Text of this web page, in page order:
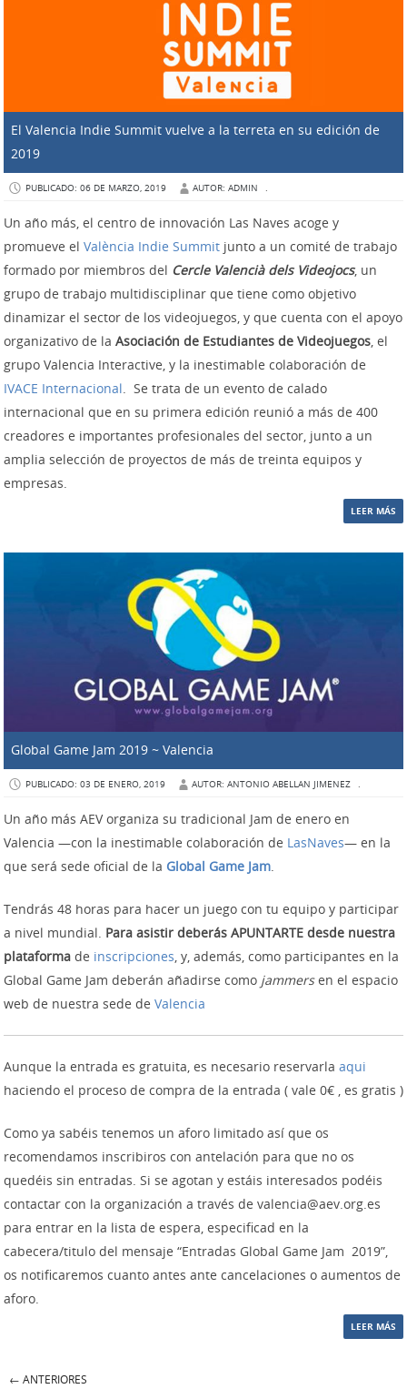
El Valencia Indie Summit vuelve a la terreta en su edición de
2019
PUBLICADO: 06 DE MARZO, 2019 AUTOR: ADMIN .
Un año más, el centro de innovación Las Naves acoge y
promueve el València Indie Summit junto a un comité de trabajo
formado por miembros del Cercle Valencià dels Videojocs, un
grupo de trabajo multidisciplinar que tiene como objetivo
dinamizar el sector de los videojuegos, y que cuenta con el apoyo
organizativo de la Asociación de Estudiantes de Videojuegos, el
grupo Valencia Interactive, y la inestimable colaboración de
IVACE Internacional. Se trata de un evento de calado
internacional que en su primera edición reunió a más de 400
creadores e importantes profesionales del sector, junto a un
amplia selección de proyectos de más de treinta equipos y
empresas.
LEER MÁS
Global Game Jam 2019 ~ Valencia
PUBLICADO: 03 DE ENERO, 2019 AUTOR: ANTONIO ABELLAN JIMENEZ .
Un año más AEV organiza su tradicional Jam de enero en
Valencia —con la inestimable colaboración de LasNaves— en la
que será sede oficial de la Global Game Jam.
Tendrás 48 horas para hacer un juego con tu equipo y participar
a nivel mundial. Para asistir deberás APUNTARTE desde nuestra
plataforma de inscripciones, y, además, como participantes en la
Global Game Jam deberán añadirse como jammersen el espacio
web de nuestra sede de Valencia
Aunque la entrada es gratuita, es necesario reservarla aqui
haciendo el proceso de compra de la entrada ( vale 0€ , es gratis )
Como ya sabéis tenemos un aforo limitado así que os
recomendamos inscribiros con antelación para que no os
quedéis sin entradas. Si se agotan y estáis interesados podéis
contactar con la organización a través de valencia@aev.org.es
para entrar en la lista de espera, especificad en la
cabecera/titulo del mensaje “Entradas Global Game Jam 2019”,
os notificaremos cuanto antes ante cancelaciones o aumentos de
aforo.
LEER MÁS
← ANTERIORES